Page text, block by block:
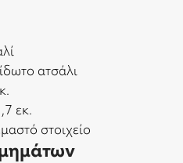
ατσάλι
εκ.
στοιχείο